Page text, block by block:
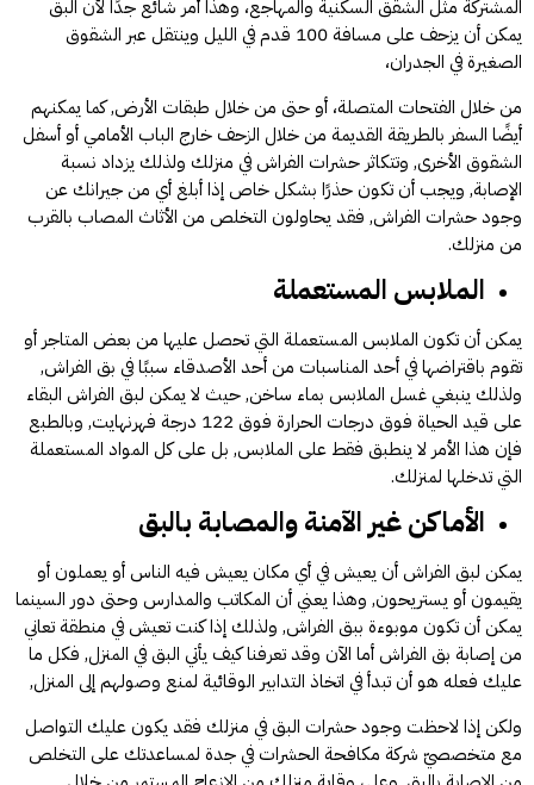
المشتركة مثل الشقق السكنية والمهاجع، وهذا أمر شائع جدًا لأن البق
يمكن أن يزحف على مسافة 100 قدم في الليل وينتقل عبر الشقوق
الصغيرة في الجدران،
من خلال الفتحات المتصلة، أو حتى من خلال طبقات الأرض, كما يمكنهم
أيضًا السفر بالطريقة القديمة من خلال الزحف خارج الباب الأمامي أو أسفل
الشقوق الأخرى, وتتكاثر حشرات الفراش في منزلك ولذلك يزداد نسبة
الإصابة, ويجب أن تكون حذرًا بشكل خاص إذا أبلغ أي من جيرانك عن
وجود حشرات الفراش, فقد يحاولون التخلص من الأثاث المصاب بالقرب
من منزلك.
الملابس المستعملة
يمكن أن تكون الملابس المستعملة التي تحصل عليها من بعض المتاجر أو
تقوم باقتراضها في أحد المناسبات من أحد الأصدقاء سببًا في بق الفراش,
ولذلك ينبغي غسل الملابس بماء ساخن, حيث لا يمكن لبق الفراش البقاء
على قيد الحياة فوق درجات الحرارة فوق 122 درجة فهرنهايت, وبالطبع
فإن هذا الأمر لا ينطبق فقط على الملابس, بل على كل المواد المستعملة
التي تدخلها لمنزلك.
الأماكن غير الآمنة والمصابة بالبق
يمكن لبق الفراش أن يعيش في أي مكان يعيش فيه الناس أو يعملون أو
يقيمون أو يستريحون, وهذا يعني أن المكاتب والمدارس وحتى دور السينما
يمكن أن تكون موبوءة ببق الفراش, ولذلك إذا كنت تعيش في منطقة تعاني
من إصابة بق الفراش أما الآن وقد تعرفنا كيف يأتي البق في المنزل, فكل ما
عليك فعله هو أن تبدأ في اتخاذ التدابير الوقائية لمنع وصولهم إلى المنزل,
ولكن إذا لاحظت وجود حشرات البق في منزلك فقد يكون عليك التواصل
مع متخصصيّ شركة مكافحة الحشرات في جدة لمساعدتك على التخلص